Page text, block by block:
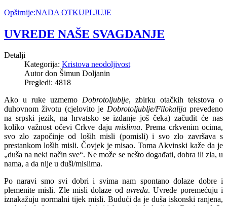
Opširnije:NADA OTKUPLJUJE
UVREDE NAŠE SVAGDANJE
Detalji
Kategorija: Kristova neodoljivost
Autor don Šimun Doljanin
Pregledi: 4818
Ako u ruke uzmemo Dobrotoljublje, zbirku otačkih tekstova o
duhovnom životu (cjelovito je Dobrotoljublje/Filokalijaprevedeno
na srpski jezik, na hrvatsko se izdanje još čeka) začudit će nas
koliko važnost očevi Crkve daju mislima. Prema crkvenim ocima,
svo zlo započinje od loših misli (pomisli) i svo zlo završava s
prestankom loših misli. Čovjek je misao. Toma Akvinski kaže da je
„duša na neki način sve“. Ne može se nešto događati, dobra ili zla, u
nama, a da nije u duši/mislima.
Po naravi smo svi dobri i svima nam spontano dolaze dobre i
plemenite misli. Zle misli dolaze od uvreda. Uvrede poremećuju i
iznakažuju normalni tijek misli. Budući da je duša iskonski ranjena,